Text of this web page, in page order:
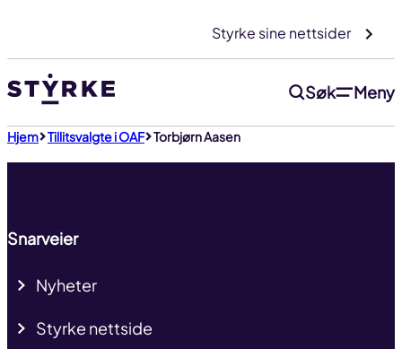
innhold
Styrke sine nettsider
Søk Meny
Hjem Tillitsvalgte i OAF Torbjørn Aasen Til toppen
Snarveier
Nyheter
Styrke nettside